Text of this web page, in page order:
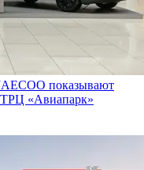
показывают
«Авиапарк»